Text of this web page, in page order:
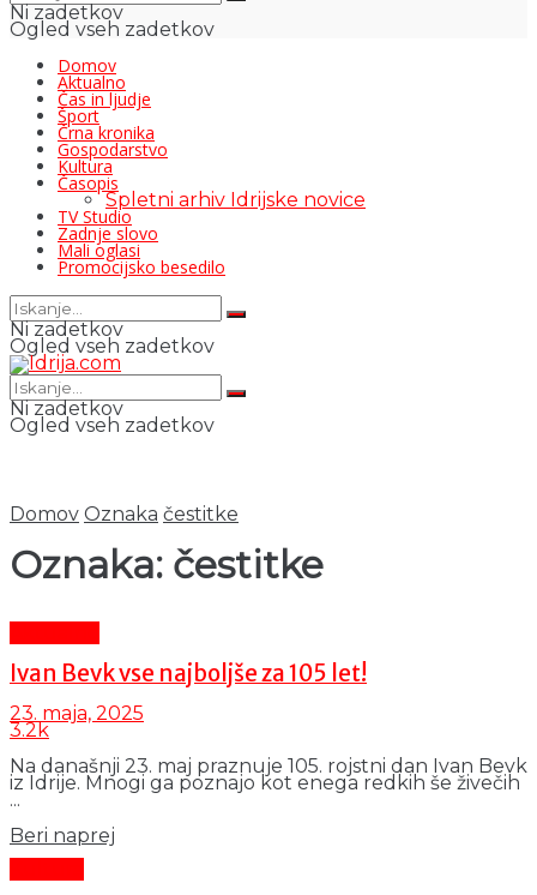
Ni zadetkov
Ogled vseh zadetkov
Domov
Aktualno
Čas in ljudje
Šport
Črna kronika
Gospodarstvo
Kultura
Časopis
Spletni arhiv Idrijske novice
TV Studio
Zadnje slovo
Mali oglasi
Promocijsko besedilo
Ni zadetkov
Ogled vseh zadetkov
Ni zadetkov
Ogled vseh zadetkov
Domov Oznaka čestitke
Oznaka: čestitke
Ivan Bevk vse najboljše za 105 let!
23. maja, 2025
3.2k
Na današnji 23. maj praznuje 105. rojstni dan Ivan Bevk
iz Idrije. Mnogi ga poznajo kot enega redkih še živečih
...
Beri naprej